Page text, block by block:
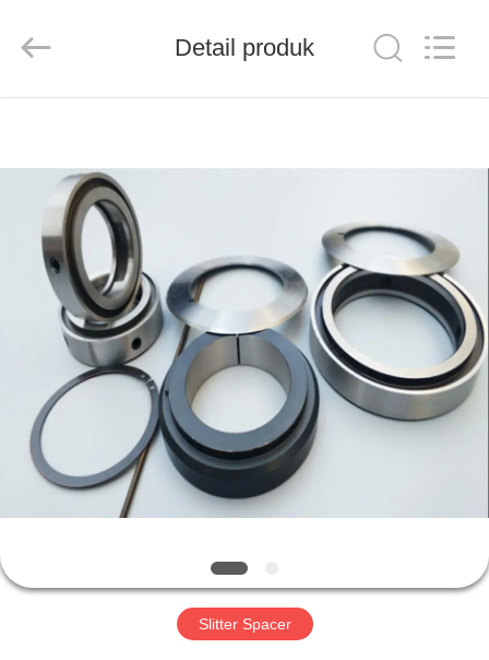
PRODUK
VIDEO
TENTANG
KAMI
TUR
PABRIK
KUALITAS
Detail produk
Slitter Spacer